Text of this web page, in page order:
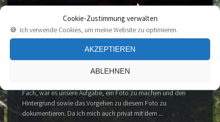
Cookie-Zustimmung verwalten
🍪 Ich verwende Cookies, um meine Website zu optimieren.
AKZEPTIEREN
ABLEHNEN
ACTIONFOTOGRAFIE MIT
WEIHNACHTSKUGELN
Auf dem Weg zum Mediendesigner bearbeiten wir am b.i.b.
International College in Paderborn auch das Unterrichtsfach
Fach, war es unsere Aufgabe, ein Foto zu machen und den
Hintergrund sowie das Vorgehen zu diesem Foto zu
dokumentieren. Da ich mich auch privat mit dem ...